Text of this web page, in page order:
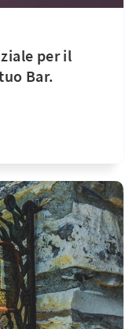
per il
Bar.